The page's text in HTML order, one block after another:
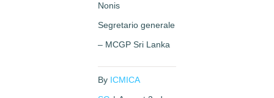
Nonis
Segretario generale
– MCGP Sri Lanka
By ICMICA